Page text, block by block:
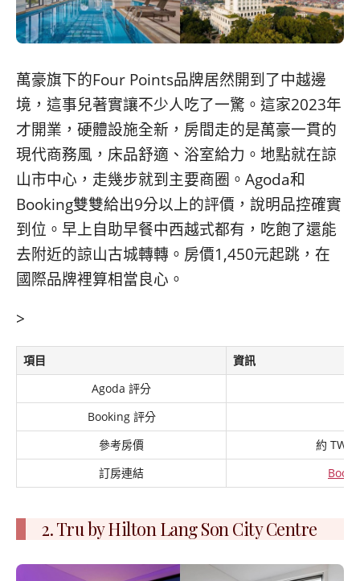
萬豪旗下的Four Points品牌居然開到了中越邊
境，這事兒著實讓不少人吃了一驚。這家2023年
才開業，硬體設施全新，房間走的是萬豪一貫的
現代商務風，床品舒適、浴室給力。地點就在諒
山市中心，走幾步就到主要商圈。Agoda和
Booking雙雙給出9分以上的評價，說明品控確實
到位。早上自助早餐中西越式都有，吃飽了還能
去附近的諒山古城轉轉。房價1,450元起跳，在
國際品牌裡算相當良心。
>
項目
資訊
Agoda 評分
Booking 評分
參考房價
約 TWD
訂房連結
2. Tru by Hilton Lang Son City Centre